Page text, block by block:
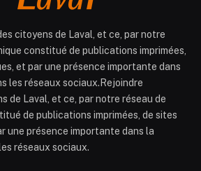
citoyens de Laval, et ce, par notre
constitué de publications imprimées,
et par une présence importante dans
les réseaux sociaux.Rejoindre
de Laval, et ce, par notre réseau de
de publications imprimées, de sites
une présence importante dans la
réseaux sociaux.